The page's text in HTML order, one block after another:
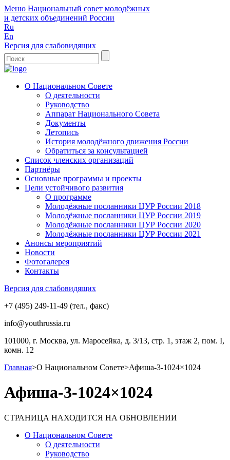
Меню Национальный совет молодёжных
и детских объединений России
Ru
En
Версия для слабовидящих
О Национальном Совете
О деятельности
Руководство
Аппарат Национального Совета
Документы
Летопись
История молодёжного движения России
Обратиться за консультацией
Список членских организаций
Партнёры
Основные программы и проекты
Цели устойчивого развития
О программе
Молодёжные посланники ЦУР России 2018
Молодёжные посланники ЦУР России 2019
Молодёжные посланники ЦУР России 2020
Молодёжные посланники ЦУР России 2021
Анонсы мероприятий
Новости
Фотогалерея
Контакты
Версия для слабовидящих
+7 (495) 249-11-49 (тел., факс)
info@youthrussia.ru
101000, г. Москва, ул. Маросейка, д. 3/13, стр. 1, этаж 2, пом. I,
комн. 12
Главная>О Национальном Совете>Афиша-3-1024×1024
Афиша-3-1024×1024
СТРАНИЦА НАХОДИТСЯ НА ОБНОВЛЕНИИ
О Национальном Совете
О деятельности
Руководство